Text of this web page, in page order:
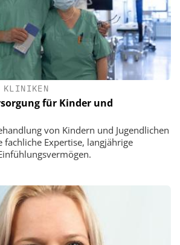
KLINIKEN
für Kinder und
von Kindern und Jugendlichen
Expertise, langjährige